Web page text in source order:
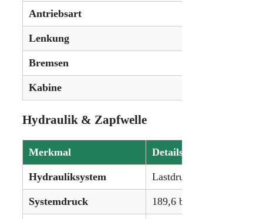
Antriebsart
Lenkung
Bremsen
Kabine
Hydraulik & Zapfwelle
Merkmal Details
Hydrauliksystem Lastdruckabhängiges
Systemdruck 189,6 bar (2750 psi)